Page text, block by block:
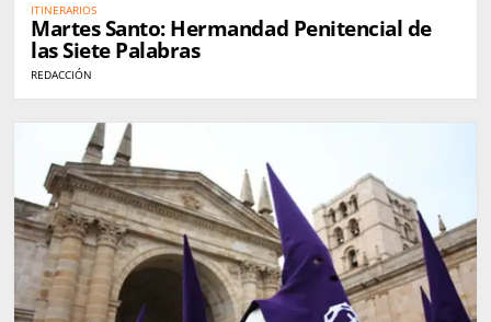
ITINERARIOS
Martes Santo: Hermandad Penitencial de
las Siete Palabras
REDACCIÓN